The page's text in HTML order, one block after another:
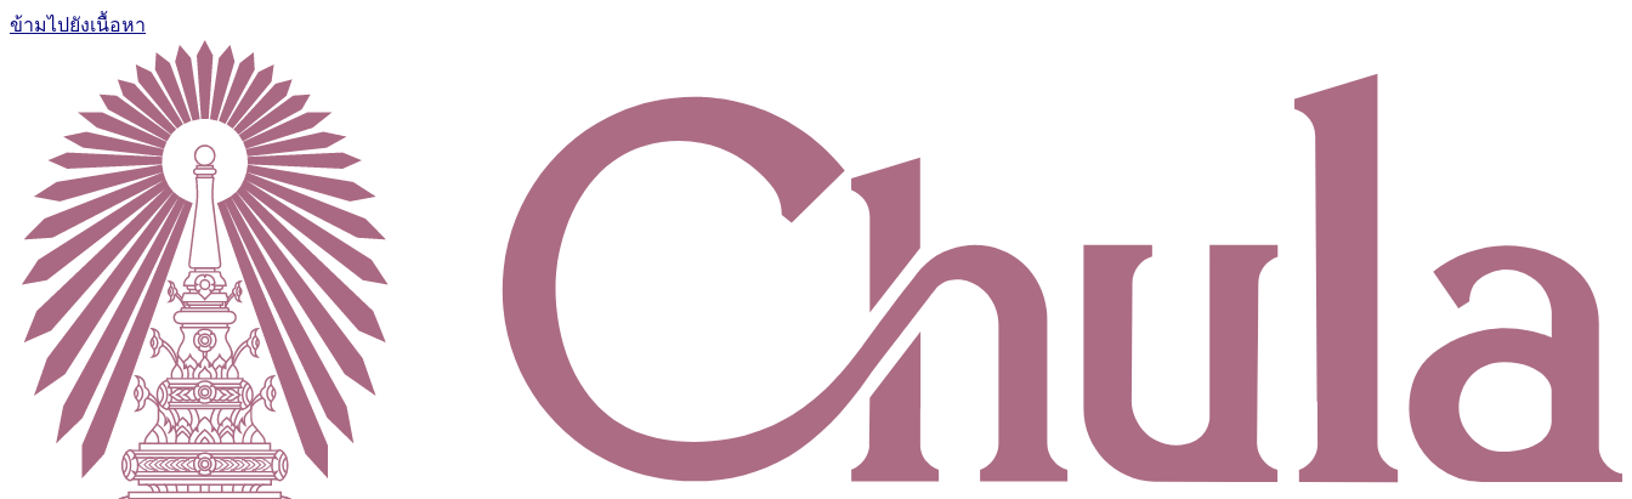
ข้ามไปยังเนื้อหา